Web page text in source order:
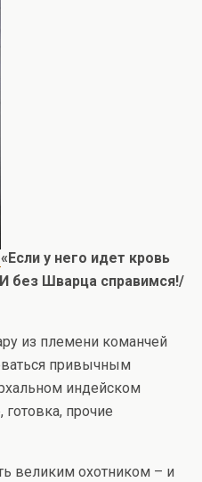
«Если у него идет кровь
без Шварца справимся!/
из племени команчей
привычным
индейском
прочие
великим охотником – и